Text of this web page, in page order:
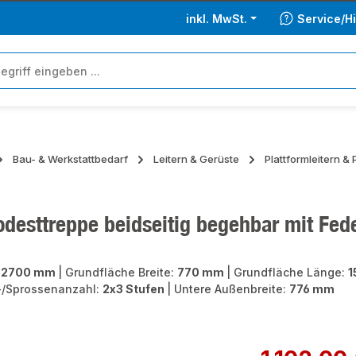
inkl. MwSt. Service/
Bau- & Werkstattbedarf Leitern & Gerüste Plattformleitern &
beidseitig begehbar mit
2700 mm Grundfläche Breite: 770 mm Grundfläche Länge:
2x3 Stufen Untere Außenbreite: 776 mm
Regulärer Preis: